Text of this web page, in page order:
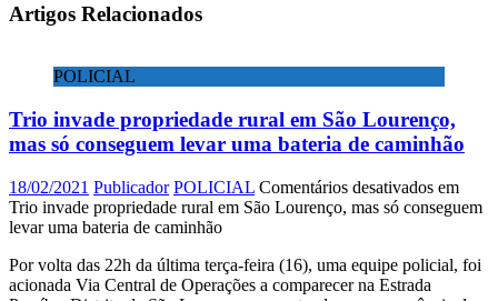
Artigos Relacionados
POLICIAL
Trio invade propriedade rural em São Lourenço,
mas só conseguem levar uma bateria de caminhão
18/02/2021 Publicador POLICIAL Comentários desativados em
Trio invade propriedade rural em São Lourenço, mas só conseguem
levar uma bateria de caminhão
Por volta das 22h da última terça-feira (16), uma equipe policial, foi
acionada Via Central de Operações a comparecer na Estrada